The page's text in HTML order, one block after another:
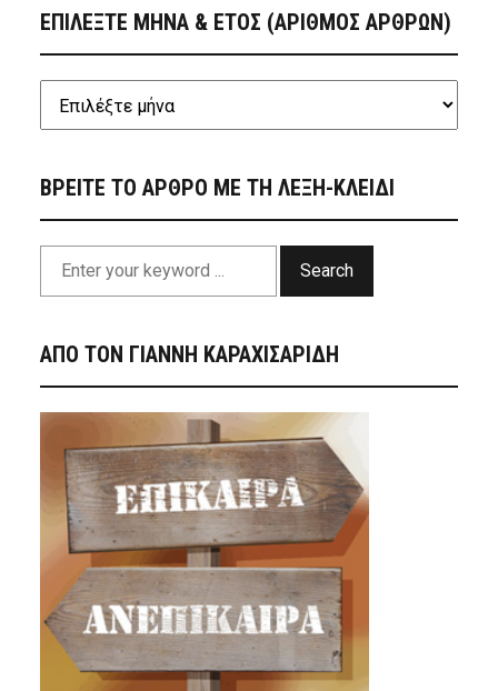
ΕΠΙΛΕΞΤΕ ΜΗΝΑ & ΕΤΟΣ (ΑΡΙΘΜΟΣ ΑΡΘΡΩΝ)
ΒΡΕΙΤΕ ΤΟ ΑΡΘΡΟ ΜΕ ΤΗ ΛΕΞΗ-ΚΛΕΙΔΙ
Search
ΑΠΟ ΤΟΝ ΓΙΑΝΝΗ ΚΑΡΑΧΙΣΑΡΙΔΗ